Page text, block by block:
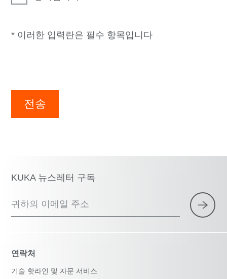
* 이러한 입력란은 필수 항목입니다
전송
KUKA 뉴스레터 구독
귀하의 이메일 주소
연락처
기술 핫라인 및 자문 서비스